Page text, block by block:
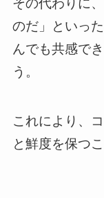
その代わりに
のだ」といっ
んでも共感で
う。
これにより、
と鮮度を保つ